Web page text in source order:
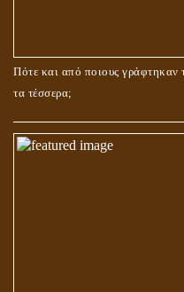
Πότε και από ποιους γράφτηκαν
τα τέσσερα;